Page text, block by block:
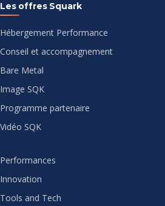
Les offres Squark
Hébergement Performance
Conseil et accompagnement
Bare Metal
Image SQK
Programme partenaire
Vidéo SQK
Performances
Innovation
Tools and Tech